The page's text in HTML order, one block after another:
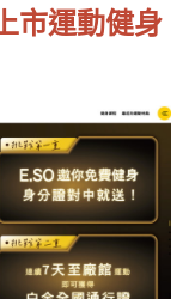
市運動健身